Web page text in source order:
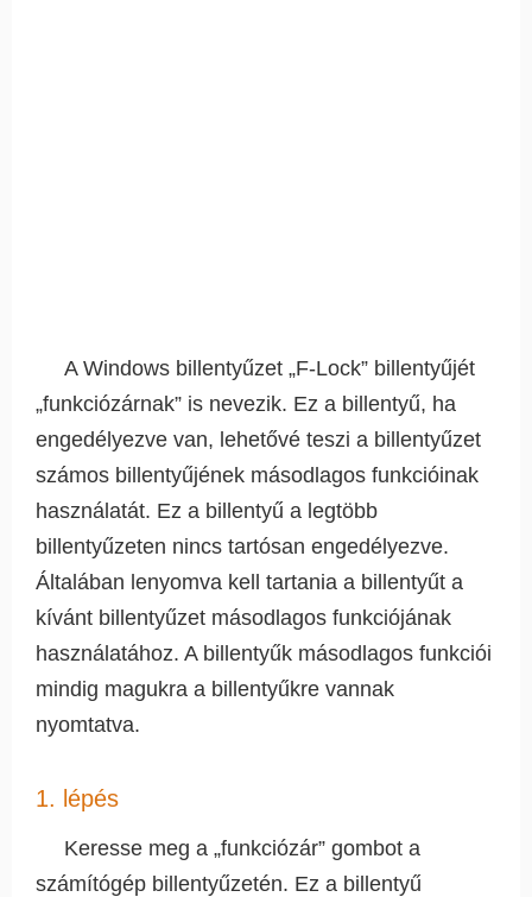
A Windows billentyűzet „F-Lock” billentyűjét
„funkciózárnak” is nevezik. Ez a billentyű, ha
engedélyezve van, lehetővé teszi a billentyűzet
számos billentyűjének másodlagos funkcióinak
használatát. Ez a billentyű a legtöbb
billentyűzeten nincs tartósan engedélyezve.
Általában lenyomva kell tartania a billentyűt a
kívánt billentyűzet másodlagos funkciójának
használatához. A billentyűk másodlagos funkciói
mindig magukra a billentyűkre vannak
nyomtatva.
1. lépés
Keresse meg a „funkciózár” gombot a
számítógép billentyűzetén. Ez a billentyű